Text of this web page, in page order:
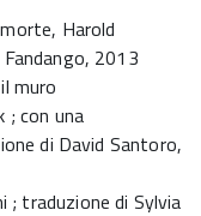
Harold
2013
muro
; con una
di David Santoro,
; traduzione di Sylvia